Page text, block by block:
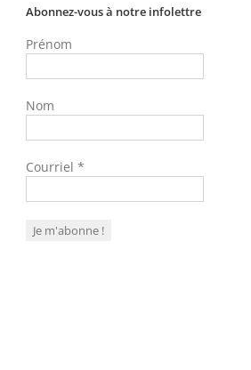
Abonnez-vous à notre infolettre
Prénom
Nom
Courriel *